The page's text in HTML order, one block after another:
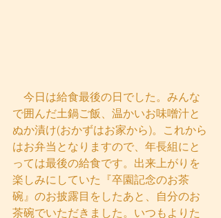
今日は給食最後の日でした。みんな
で囲んだ土鍋ご飯、温かいお味噌汁と
ぬか漬け(おかずはお家から)。これから
はお弁当となりますので、年長組にと
っては最後の給食です。出来上がりを
楽しみにしていた『卒園記念のお茶
碗』のお披露目をしたあと、自分のお
茶碗でいただきました。いつもよりた